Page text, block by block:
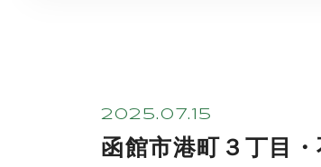
2025.07.15
函館市港町３丁目